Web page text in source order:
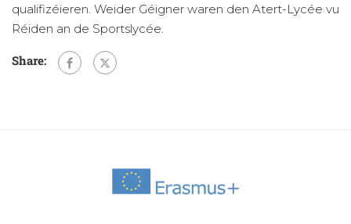
qualifizéieren. Weider Géigner waren den Atert-Lycée vu
Réiden an de Sportslycée.
Share: